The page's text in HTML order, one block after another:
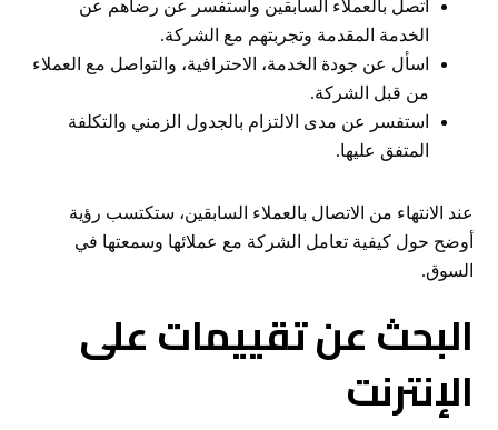
اتصل بالعملاء السابقين واستفسر عن رضاهم عن
الخدمة المقدمة وتجربتهم مع الشركة.
اسأل عن جودة الخدمة، الاحترافية، والتواصل مع العملاء
من قبل الشركة.
استفسر عن مدى الالتزام بالجدول الزمني والتكلفة
المتفق عليها.
عند الانتهاء من الاتصال بالعملاء السابقين، ستكتسب رؤية
أوضح حول كيفية تعامل الشركة مع عملائها وسمعتها في
السوق.
البحث عن تقييمات على
الإنترنت